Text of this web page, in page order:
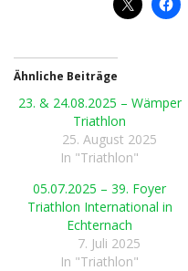
Ähnliche Beiträge
23. & 24.08.2025 – Wämper
Triathlon
25. August 2025
In "Triathlon"
05.07.2025 – 39. Foyer
Triathlon International in
Echternach
7. Juli 2025
In "Triathlon"